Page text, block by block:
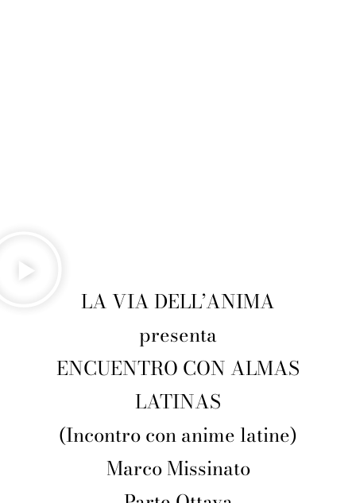
LA VIA DELL’ANIMA
presenta
ENCUENTRO CON ALMAS
LATINAS
(Incontro con anime latine)
Marco Missinato